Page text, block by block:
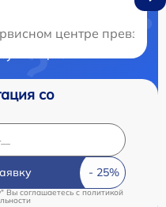
центре
со
Вы соглашаетесь c политикой